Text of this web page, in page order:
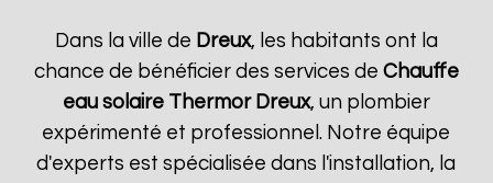
Dans la ville de Dreux, les habitants ont la
chance de bénéficier des services de Chauffe
eau solaire Thermor Dreux, un plombier
expérimenté et professionnel. Notre équipe
d'experts est spécialisée dans l'installation, la